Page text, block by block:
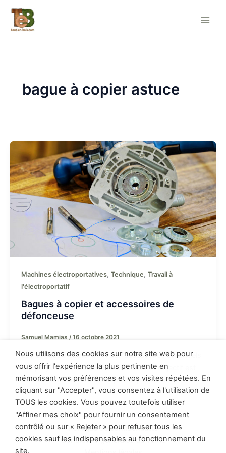
contenu
bague à copier astuce
Machines électroportatives, Technique, Travail à
l'électroportatif
Bagues à copier et accessoires de
défonceuse
Samuel Mamias /16 octobre 2021
Les bagues à copier sont des accessoires essentiels
à la polyvalence de la défonceuse. Mon objectif est
de vous apprendre à les exploiter pleinement
Politique de confidentialité
Conditions générales de vente
Nous utilisons des cookies sur notre site web pour
vous offrir l'expérience la plus pertinente en
mémorisant vos préférences et vos visites répétées. En
cliquant sur "Accepter", vous consentez à l'utilisation de
TOUS les cookies. Vous pouvez toutefois utiliser
"Affiner mes choix" pour fournir un consentement
contrôlé ou sur « Rejeter » pour refuser tous les
cookies sauf les indispensables au fonctionnement du
site.